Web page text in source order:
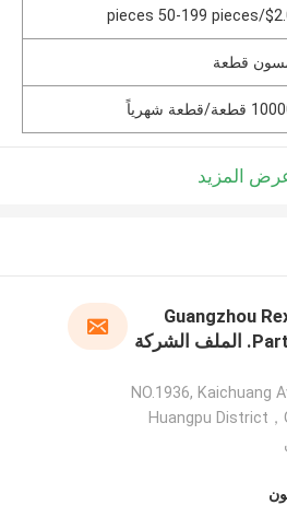
$2.00/pieces
قطعة
قطعة شهرياً
المزيد
Guangzhou
Parts Co., Ltd. الملف الشركة
NO.1936, Kaichuang
Huangpu District，